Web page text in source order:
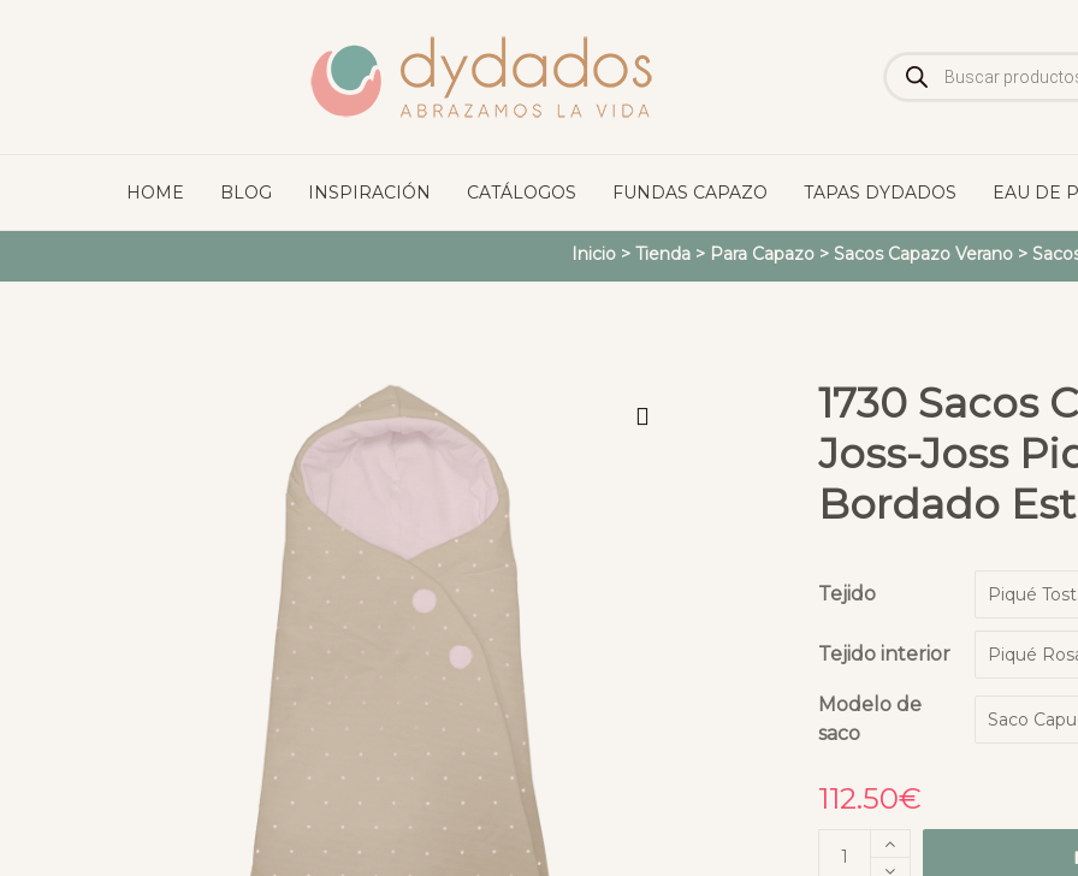
de
productos
HOME BLOG INSPIRACIÓN CATÁLOGOS FUNDAS CAPAZO TAPAS DYDADOS EAU DE
Inicio> Tienda> Para Capazo> Sacos Capazo Verano>
1730 Sacos
Joss-Joss
Bordado
Tejido
Tejido interior
Modelo de
saco
112.50€